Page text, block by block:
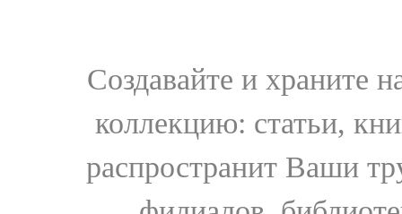
Создавайте и храните
коллекцию: статьи,
распространит Ваши